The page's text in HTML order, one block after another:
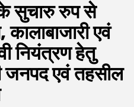
सुचारु रुप से
एवं
नियंत्रण हेतु
जनपद एवं तहसील